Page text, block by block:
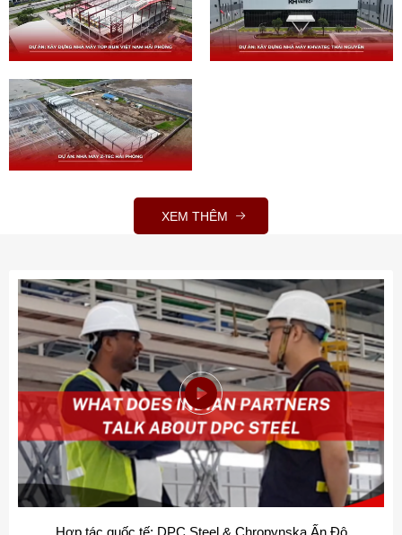
XEM THÊM
DPC Steel - Tổng kết hoạt động năm 2023